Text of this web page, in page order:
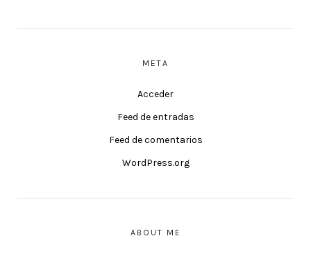
META
Acceder
Feed de entradas
Feed de comentarios
WordPress.org
ABOUT ME